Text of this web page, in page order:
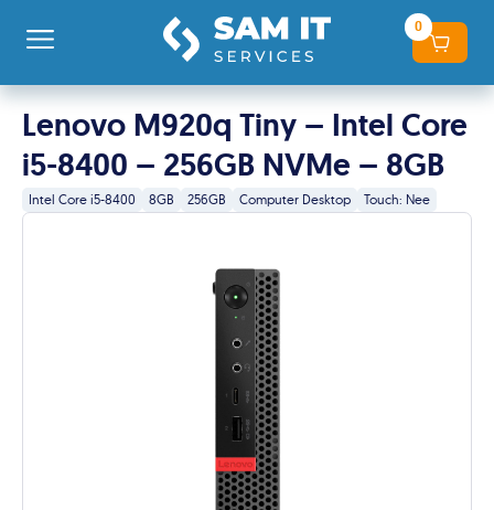
0
Lenovo M920q Tiny – Intel Core
i5-8400 – 256GB NVMe – 8GB
Intel Core i5-8400 8GB 256GB Computer Desktop Touch: Nee